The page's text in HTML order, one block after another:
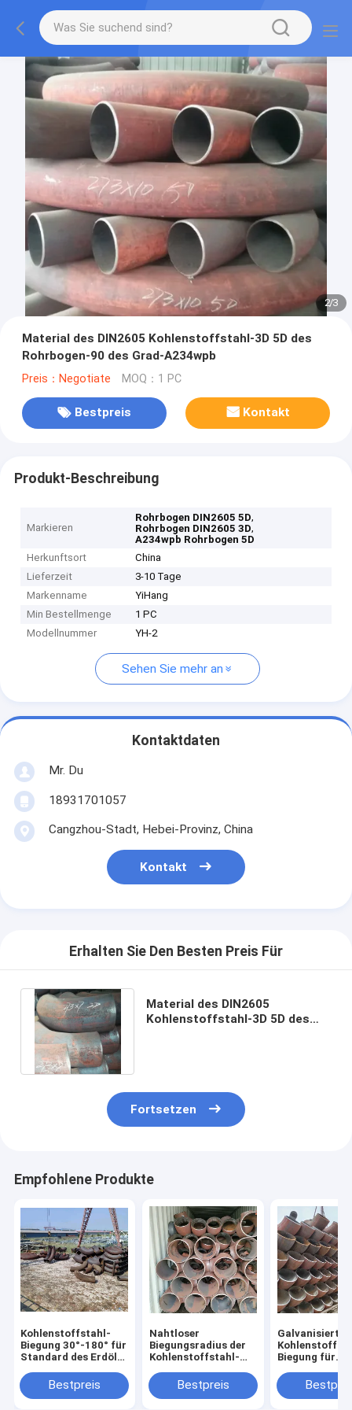
2/3
Material des DIN2605 Kohlenstoffstahl-3D 5D des
Rohrbogen-90 des Grad-A234wpb
Preis：Negotiate MOQ：1 PC
Bestpreis Kontakt
Produkt-Beschreibung
Markieren
Rohrbogen DIN2605 5D,
Rohrbogen DIN2605 3D,
A234wpb Rohrbogen 5D
Herkunftsort
China
Lieferzeit
3-10 Tage
Markenname
YiHang
Min Bestellmenge
1 PC
Modellnummer
YH-2
Sehen Sie mehr an
Kontaktdaten
Mr. Du
18931701057
Cangzhou-Stadt, Hebei-Provinz, China
Kontakt
Erhalten Sie Den Besten Preis Für
Material des DIN2605
Kohlenstoffstahl-3D 5D des
Fortsetzen
Empfohlene Produkte
Kohlenstoffstahl-
Biegung 30°-180° für
Standard des Erdöl-
Bestpreis
Nahtloser
Biegungsradius der
Kohlenstoffstahl-
Holzetui-2D-10D
Bestpreis
Galvanisierte
Biegung für
Anwendungs-
Wandstärke